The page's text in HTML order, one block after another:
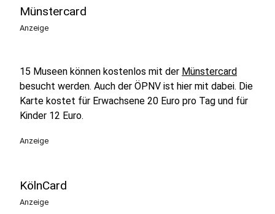
Münstercard
Anzeige
15 Museen können kostenlos mit der Münstercard
besucht werden. Auch der ÖPNV ist hier mit dabei. Die
Karte kostet für Erwachsene 20 Euro pro Tag und für
Kinder 12 Euro.
Anzeige
KölnCard
Anzeige